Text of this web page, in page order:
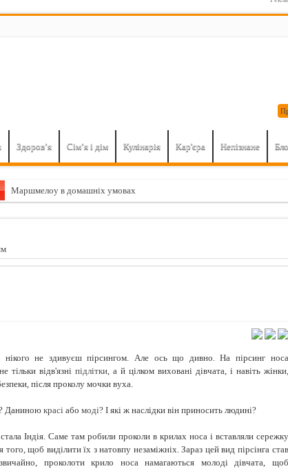
Здоров’я Сім’я і дім Кулінарія Кар'єра Непізнане
Маршмелоу в домашніх умовах
Шампуні домашнього приготування
Про що розповідають фото в соцмережах
Кокосовий пляцок з шоколадом
нікого не здивуєш пірсингом. Але ось що дивно. На пірсинг носа
тільки відв'язніпідлітки, а й цілком виховані дівчата, і навіть жінки,
після проколу мочки вуха.
Даниноюкрасіабо моді? І які ж наслідки він приносить людині?
Індія. Саме там робили проколи в крилах носа і вставляли сережку
щоб виділити їх з натовпу незаміжніх. Зараз цей вид пірсінга став
проколоти крило носа намагаються молоді дівчата, щоб